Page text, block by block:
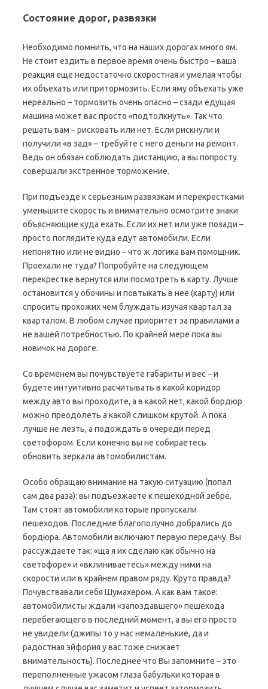
Состояние дорог, развязки
Необходимо помнить, что на наших дорогах много ям.
Не стоит ездить в первое время очень быстро – ваша
реакция еще недостаточно скоростная и умелая чтобы
их объехать или притормозить. Если яму объехать уже
нереально – тормозить очень опасно – сзади едущая
машина может вас просто «подтолкнуть». Так что
решать вам – рисковать или нет. Если рискнули и
получили «в зад» – требуйте с него деньги на ремонт.
Ведь он обязан соблюдать дистанцию, а вы попросту
совершали экстренное торможение.
При подъезде к серьезным развязкам и перекрестками
уменьшите скорость и внимательно осмотрите знаки
объясняющие куда ехать. Если их нет или уже позади –
просто поглядите куда едут автомобили. Если
непонятно или не видно – что ж логика вам помощник.
Проехали не туда? Попробуйте на следующем
перекрестке вернутся или посмотреть в карту. Лучше
остановится у обочины и повтыкать в нее (карту) или
спросить прохожих чем блуждать изучая квартал за
кварталом. В любом случае приоритет за правилами а
не вашей потребностью. По крайней мере пока вы
новичок на дороге.
Со временем вы почувствуете габариты и вес – и
будете интуитивно расчитывать в какой коридор
между авто вы проходите, а в какой нет, какой бордюр
можно преодолеть а какой слишком крутой. А пока
лучше не лезть, а подождать в очереди перед
светофором. Если конечно вы не собираетесь
обновить зеркала автомобилистам.
Особо обращаю внимание на такую ситуацию (попал
сам два раза): вы подъезжаете к пешеходной зебре.
Там стоят автомобили которые пропускали
пешеходов. Последние благополучно добрались до
бордюра. Автомобили включают первую передачу. Вы
рассуждаете так: «ща я их сделаю как обычно на
светофоре» и «вклиниваетесь» между ними на
скорости или в крайнем правом ряду. Круто правда?
Почувствавали себя Шумахером. А как вам такое:
автомобилисты ждали «запоздавшего» пешехода
перебегающего в последний момент, а вы его просто
не увидели (джипы то у нас немаленькие, да и
радостная эйфория у вас тоже снижает
внимательность). Последнее что Вы запомните – это
переполненные ужасом глаза бабульки которая в